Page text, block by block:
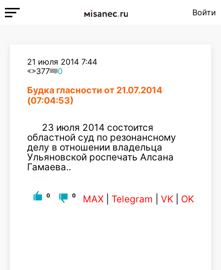
Войти
21 июля 2014 7:44
377
0
Будка гласности от 21.07.2014
(07:04:53)
23 июля 2014 состоится
областной суд по резонансному
делу в отношении владельца
Ульяновской роспечать Алсана
Гамаева..
0 0 MAX Telegram VK OK